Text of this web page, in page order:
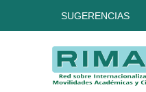
SUGERENCIAS